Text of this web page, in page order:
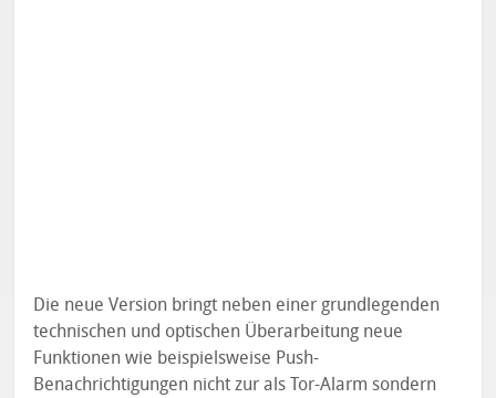
Die neue Version bringt neben einer grundlegenden
technischen und optischen Überarbeitung neue
Funktionen wie beispielsweise Push-
Benachrichtigungen nicht zur als Tor-Alarm sondern